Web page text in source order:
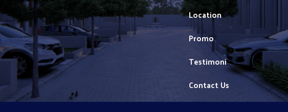
Location
Promo
Testimoni
Contact Us